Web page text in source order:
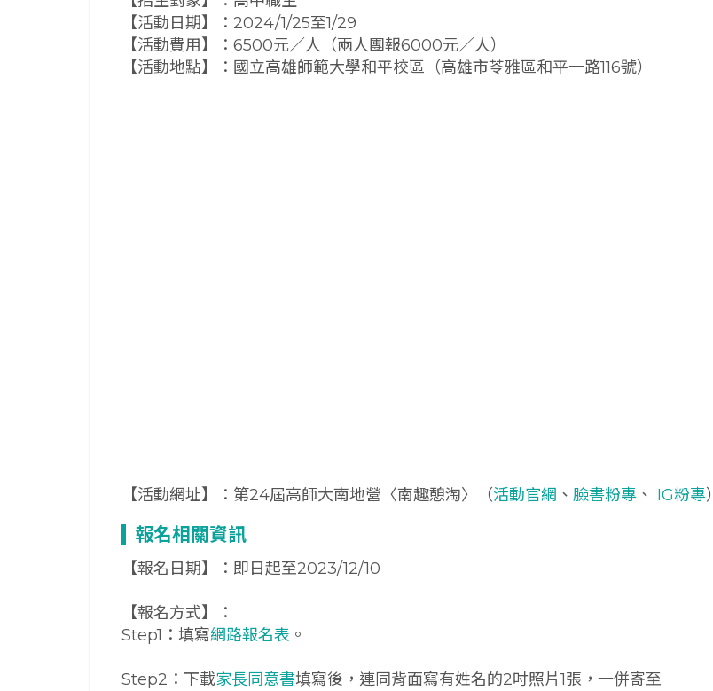
【活動日期】：2024/1/25至1/29
【活動費用】：6500元／人（兩人團報6000元／人）
【活動地點】：國立高雄師範大學和平校區（高雄市苓雅區和平一路116號）
【活動網址】：第24屆高師大南地營〈南趣憩淘〉（活動官網 、 臉書粉專 、 IG粉專）
報名相關資訊
【報名日期】：即日起至2023/12/10
【報名方式】：
Step1：填寫網路報名表 。
Step2：下載家長同意書填寫後，連同背面寫有姓名的2吋照片1張，一併寄至